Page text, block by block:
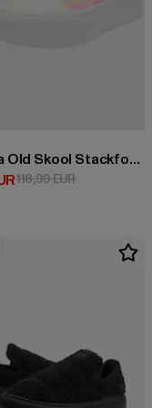
Vans Ua Old Skool Stackform Schuhe
Preis: 47,60 EUR
118,99 EURAktionspreis: